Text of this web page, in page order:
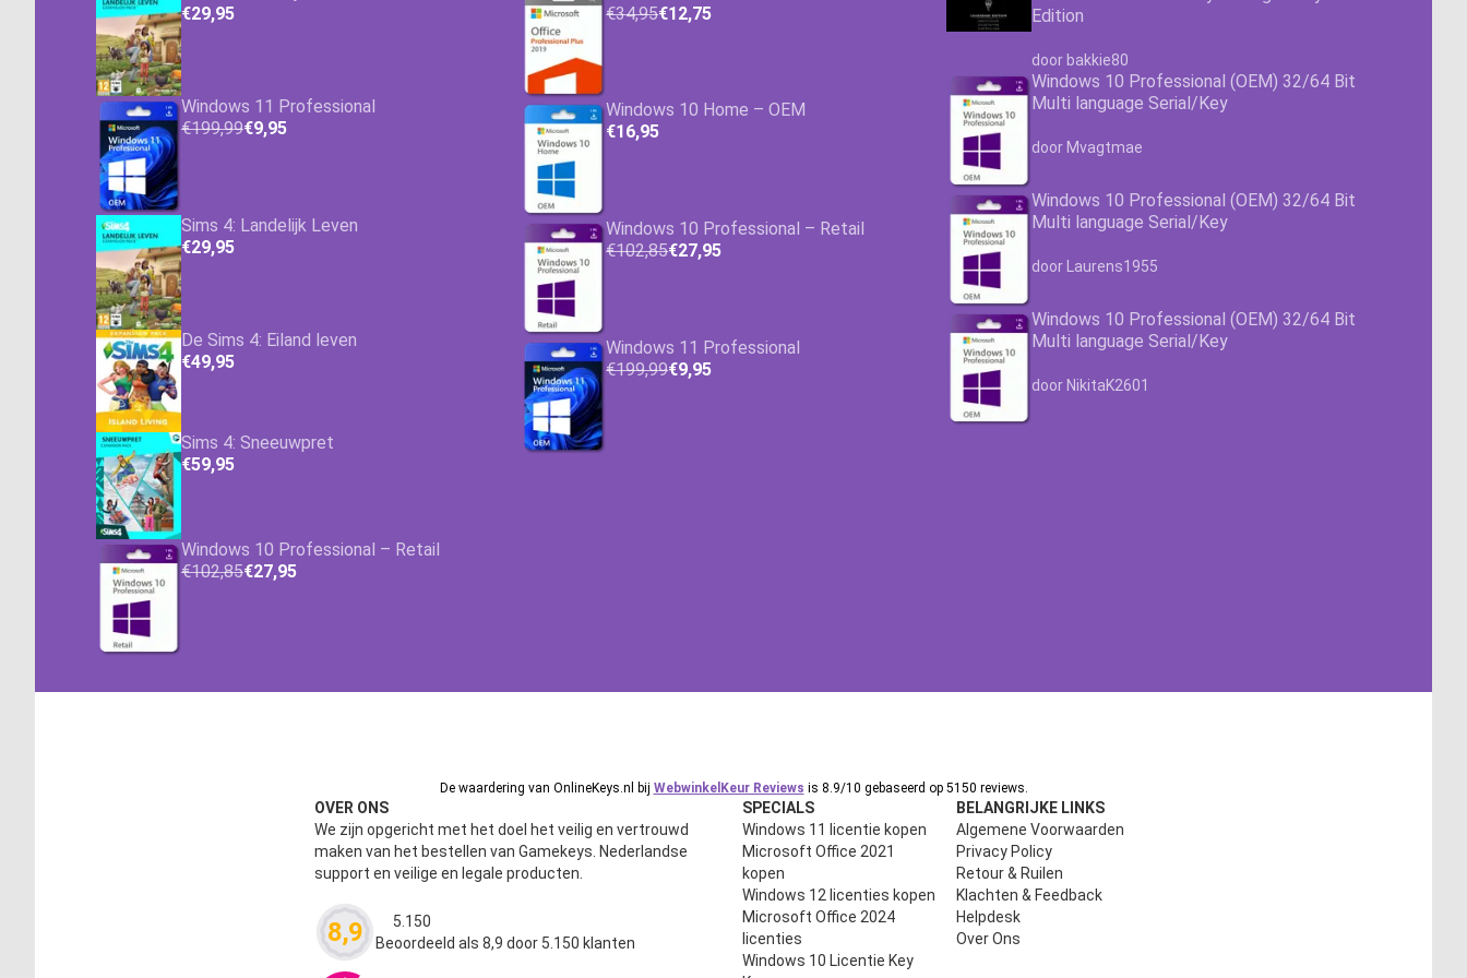
€29,95
Windows 11 Professional
€199,99€9,95
Sims 4: Landelijk Leven
€29,95
De Sims 4: Eiland leven
€49,95
Sims 4: Sneeuwpret
€59,95
Windows 10 Professional – Retail
€102,85€27,95
€34,95€12,75
Windows 10 Home – OEM
€16,95
Windows 10 Professional – Retail
€102,85€27,95
Windows 11 Professional
€199,99€9,95
Edition
Waardering4.63
door bakkie80
Windows 10 Professional (OEM) 32/64 Bit
Multi language Serial/Key
Waardering4.63
door Mvagtmae
Windows 10 Professional (OEM) 32/64 Bit
Multi language Serial/Key
Waardering4.63uit 5
door Laurens1955
Windows 10 Professional (OEM) 32/64 Bit
Multi language Serial/Key
Waardering4.63
door NikitaK2601
De waardering van OnlineKeys.nl bij WebwinkelKeur Reviews is 8.9/10 gebaseerd op 5150 reviews.
OVER ONS
We zijn opgericht met het doel het veilig en vertrouwd
maken van het bestellen van Gamekeys. Nederlandse
support en veilige en legale producten.
8,9 Waardering
5.150
Beoordeeld als 8,9 door 5.150 klanten
SPECIALS
Windows 11 licentie kopen
Microsoft Office 2021
kopen
Windows 12 licenties kopen
Microsoft Office 2024
licenties
Windows 10 Licentie Key
BELANGRIJKE LINKS
Algemene Voorwaarden
Privacy Policy
Retour & Ruilen
Klachten & Feedback
Helpdesk
Over Ons